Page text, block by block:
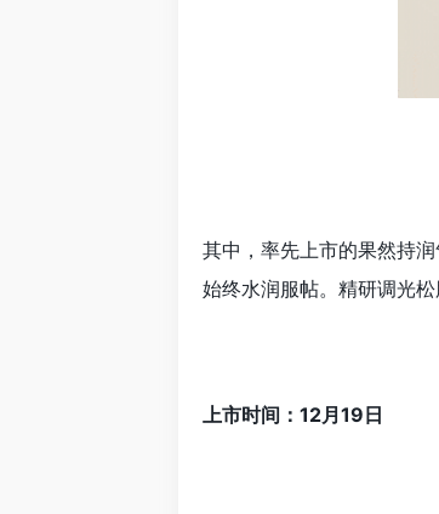
其中，率先上市的果然持
始终水润服帖。精研调光
上市时间：12月19日